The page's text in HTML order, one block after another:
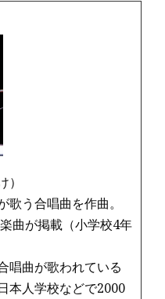
う合唱曲を作曲。
曲が掲載（小学校4年
唱曲が歌われている
本人学校などで2000